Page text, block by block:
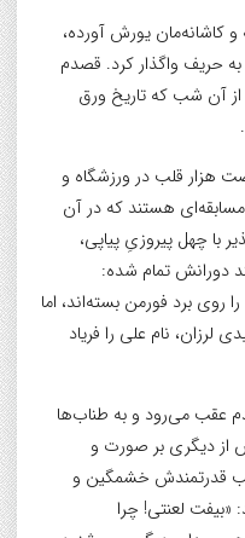
و کاشانه‌مان یورش آورده،
به حریف واگذار کرد. قصدم
آن شب که تاریخ ورق
کینشاسا، 1974، شصت هزار قلب در ورزشگاه و
هستند که در آن
با چهل پیروزیِ پیاپی،
دورانش تمام شده:
روی برد فورمن بسته‌اند، اما
نام علی را فریاد
عقب می‌رود و به طناب‌ها
دیگری بر صورت و
قدرتمندش خشمگین و
«بیفت لعنتی! چرا